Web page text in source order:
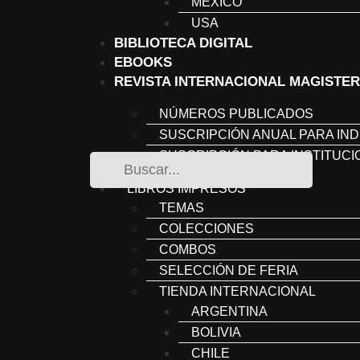
USA
BIBLIOTECA DIGITAL
EBOOKS
REVISTA INTERNACIONAL
NÚMEROS PUBLICADOS
SUSCRIPCIÓN ANUAL PARA
SUSCRIPCIÓN PARA
LIBROS IMPRESOS
TEMAS
COLECCIONES
COMBOS
SELECCIÓN DE FERIA
TIENDA INTERNACIONAL
ARGENTINA
BOLIVIA
CHILE